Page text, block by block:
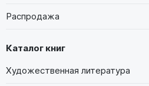
Распродажа
Каталог книг
Художественная литература